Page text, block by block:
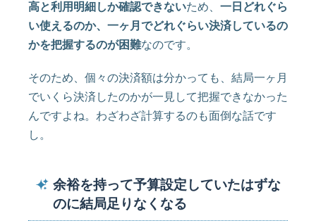
高と利用明細しか確認できないため、 一日どれぐら
い使えるのか、一ヶ月でどれぐらい決済しているの
かを把握するのが困難なのです。
そのため、個々の決済額は分かっても、結局一ヶ月
でいくら決済したのかが一見して把握できなかった
んですよね。わざわざ計算するのも面倒な話です
し。
余裕を持って予算設定していたはずな
のに結局足りなくなる